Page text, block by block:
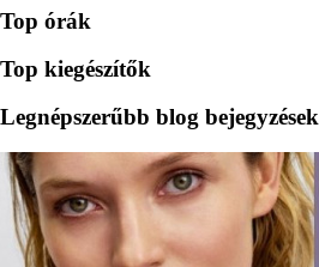
Top órák
Top kiegészítők
Legnépszerűbb blog bejegyzések